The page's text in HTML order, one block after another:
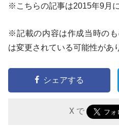
※こちらの記事は2015年9月
※記載の内容は作成当時の
は変更されている可能性があ
シェアする
X で